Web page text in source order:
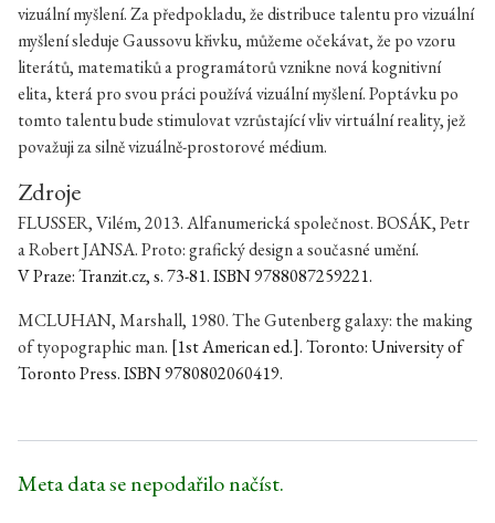
vizuální myšlení. Za předpokladu, že distribuce talentu pro vizuální
myšlení sleduje Gaussovu křivku, můžeme očekávat, že po vzoru
literátů, matematiků a programátorů vznikne nová kognitivní
elita, která pro svou práci používá vizuální myšlení. Poptávku po
tomto talentu bude stimulovat vzrůstající vliv virtuální reality, jež
považuji za silně vizuálně-prostorové médium.
Zdroje
FLUSSER, Vilém, 2013. Alfanumerická společnost. BOSÁK, Petr
a Robert JANSA.Proto: grafický design a současné umění.
V Praze: Tranzit.cz, s. 73-81. ISBN 9788087259221.
MCLUHAN, Marshall, 1980.The Gutenberg galaxy: the making
of tyopographic man. [1st American ed.]. Toronto: University of
Toronto Press. ISBN 9780802060419.
Meta data se nepodařilo načíst.